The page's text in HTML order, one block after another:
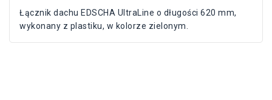
Łącznik dachu EDSCHA UltraLine o długości 620 mm,
wykonany z plastiku, w kolorze zielonym.